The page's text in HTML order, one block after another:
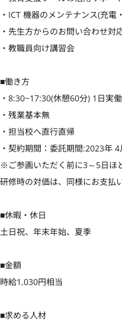
・ICT 機器のメンテナンス(充
・先生方からのお問い合わせ対
・教職員向け講習会
■働き方
・8:30~17:30(休憩60分) 1日実
・残業基本無
・担当校へ直行直帰
・契約期間：委託期間:2023年
※ご参画いただく前に3～5日ほ
研修時の対価は、同様にお支払
■休暇・休日
土日祝、年末年始、夏季
■金額
時給1,030円相当
■求める人材